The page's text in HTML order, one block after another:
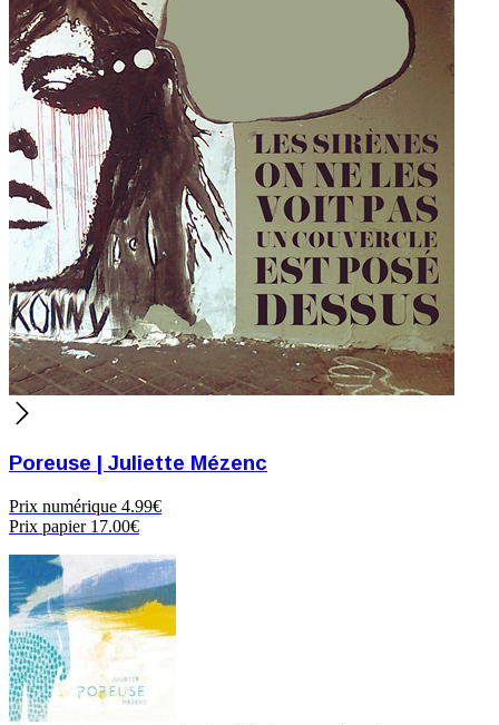
Poreuse | Juliette Mézenc
Prix numérique 4.99€
Prix papier17.00€